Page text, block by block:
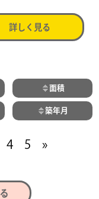
詳しく見る
面積
築年月
4 5 »